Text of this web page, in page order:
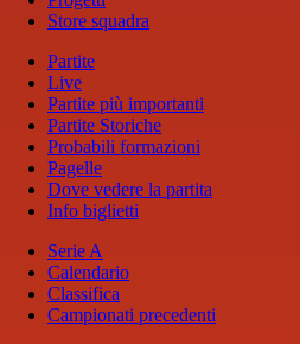
Store squadra
Partite
Live
Partite più importanti
Partite Storiche
Probabili formazioni
Pagelle
Dove vedere la partita
Info biglietti
Serie A
Calendario
Classifica
Campionati precedenti